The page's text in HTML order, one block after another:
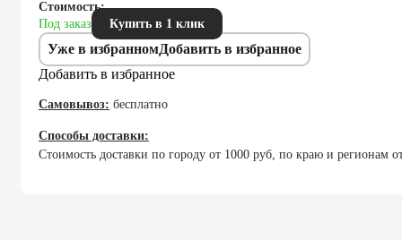
Стоимость:
Под заказ
Купить в 1 клик
Добавить в избранное
Уже в избранном
Добавить в избранное
Самовывоз: бесплатно
Способы доставки:
Стоимость доставки по городу от 1000 руб, по краю и регионам